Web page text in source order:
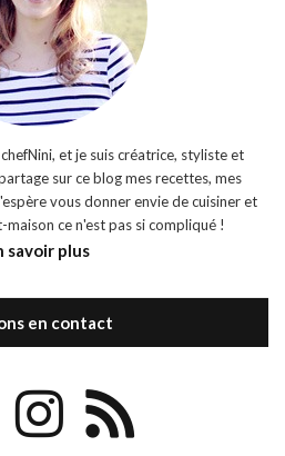
et je suis créatrice, styliste et
sur ce blog mes recettes, mes
vous donner envie de cuisiner et
ce n'est pas si compliqué !
savoir plus
en contact